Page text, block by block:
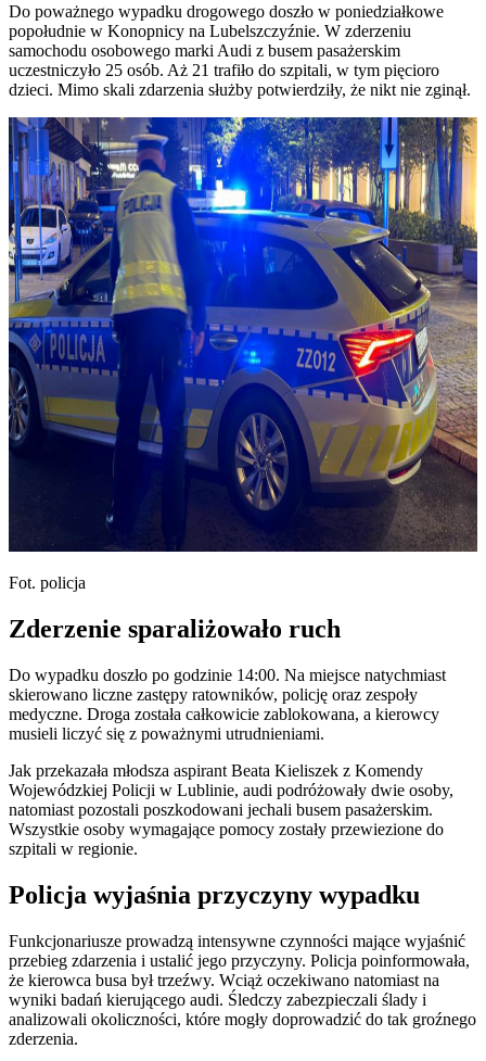
Do poważnego wypadku drogowego doszło w poniedziałkowe
popołudnie w Konopnicy na Lubelszczyźnie. W zderzeniu
samochodu osobowego marki Audi z busem pasażerskim
uczestniczyło 25 osób. Aż 21 trafiło do szpitali, w tym pięcioro
dzieci. Mimo skali zdarzenia służby potwierdziły, że nikt nie zginął.
Fot. policja
Zderzenie sparaliżowało ruch
Do wypadku doszło po godzinie 14:00. Na miejsce natychmiast
skierowano liczne zastępy ratowników, policję oraz zespoły
medyczne. Droga została całkowicie zablokowana, a kierowcy
musieli liczyć się z poważnymi utrudnieniami.
Jak przekazała młodsza aspirant Beata Kieliszek z Komendy
Wojewódzkiej Policji w Lublinie, audi podróżowały dwie osoby,
natomiast pozostali poszkodowani jechali busem pasażerskim.
Wszystkie osoby wymagające pomocy zostały przewiezione do
szpitali w regionie.
Policja wyjaśnia przyczyny wypadku
Funkcjonariusze prowadzą intensywne czynności mające wyjaśnić
przebieg zdarzenia i ustalić jego przyczyny. Policja poinformowała,
że kierowca busa był trzeźwy. Wciąż oczekiwano natomiast na
wyniki badań kierującego audi. Śledczy zabezpieczali ślady i
analizowali okoliczności, które mogły doprowadzić do tak groźnego
zderzenia.